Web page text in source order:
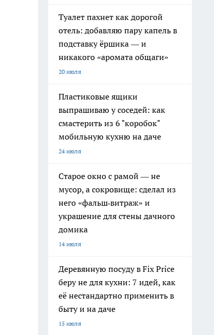
Туалет пахнет как дорогой
отель: добавляю пару капель в
подставку ёршика — и
никакого «аромата общаги»
20 июля
Пластиковые ящики
выпрашиваю у соседей: как
смастерить из 6 "коробок"
мобильную кухню на даче
24 июля
Старое окно с рамой — не
мусор, а сокровище: сделал из
него «фальш‑витраж» и
украшение для стены дачного
домика
14 июля
Деревянную посуду в Fix Price
беру не для кухни: 7 идей, как
её нестандартно применить в
быту и на даче
15 июля